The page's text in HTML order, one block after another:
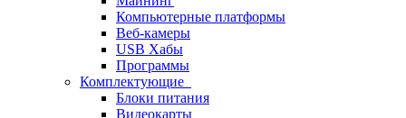
Компьютерные платформы
Веб-камеры
USB Хабы
Программы
Комплектующие
Блоки питания
Видеокарты